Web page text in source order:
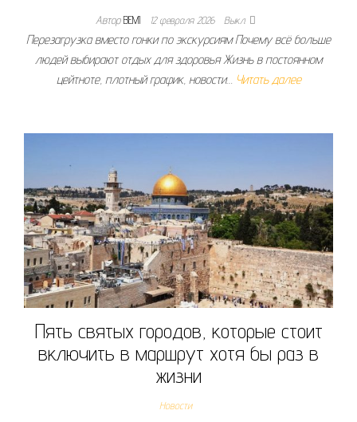
АвторBEMI 12 февраля 2026 Выкл.
Перезагрузка вместо гонки по экскурсиям Почему всё больше
людей выбирают отдых для здоровья Жизнь в постоянном
цейтноте, плотный график, новости… Читать далее
Пять святых городов, которые стоит
включить в маршрут хотя бы раз в
жизни
Новости